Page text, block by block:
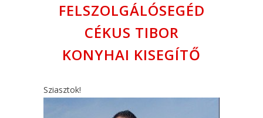
FELSZOLGÁLÓSEGÉD
CÉKUS TIBOR
KONYHAI KISEGÍTŐ
Sziasztok!